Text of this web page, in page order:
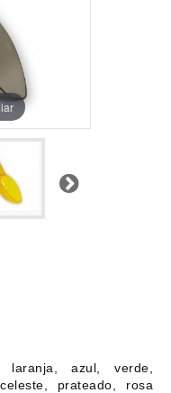
Próximo
laranja, azul, verde,
prateado, rosa